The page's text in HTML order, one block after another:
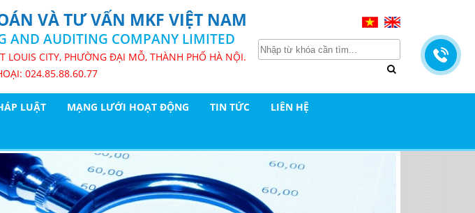
VÀ TƯ VẤN MKF VIỆT NAM
AND AUDITING COMPANY LIMITED
LOUIS CITY, PHƯỜNG ĐẠI MỖ, THÀNH PHỐ HÀ NỘI.
024.85.88.60.77
LUẬT MẠNG LƯỚI HOẠT ĐỘNG TIN TỨC LIÊN HỆ